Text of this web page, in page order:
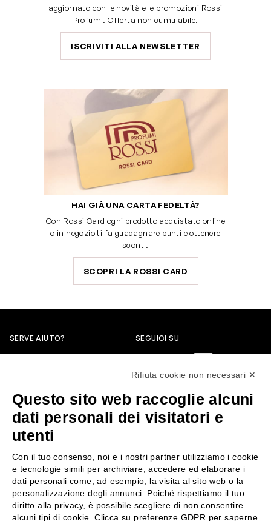
aggiornato con le novità e le promozioni Rossi
Profumi. Offerta non cumulabile.
ISCRIVITI ALLA NEWSLETTER
HAI GIÀ UNA CARTA FEDELTÀ?
Con Rossi Card ogni prodotto acquistato online
o in negozio ti fa guadagnare punti e ottenere
sconti.
SCOPRI LA ROSSI CARD
SERVE AIUTO?
servizioclienti@rossiprofumi.it
SEGUICI SU
SERVIZIO CLIENTI
Resi e rimborsi
Pagamenti
Spedizione
Condizioni generali di vendita
Chi siamo
Contattaci
Negozi
Attiva la Rossi Card
Rifiuta cookie non necessari ✕
Questo sito web raccoglie alcuni
dati personali dei visitatori e
utenti
Con il tuo consenso, noi e i nostri partner utilizziamo i cookie
e tecnologie simili per archiviare, accedere ed elaborare i
dati personali come, ad esempio, la visita al sito web o la
personalizzazione degli annunci. Poiché rispettiamo il tuo
diritto alla privacy, è possibile scegliere di non consentire
alcuni tipi di cookie. Clicca su preferenze GDPR per saperne